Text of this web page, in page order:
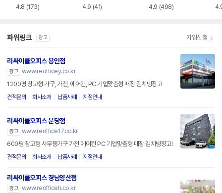
4.8 (173) 4.9 (41) 4.9 (498)
파워링크 광고 가입신청
리싸이클오피스 용인점
광고 www.reofficey.co.kr
1200평 창고형 가구, 가전, 에어컨, PC 기업맞춤형 매장 김치냉장고
견적문의 회사소개 납품사례 지점안내
리싸이클오피스 분당점
광고 www.reoffice17.co.kr
600평 창고형 사무용가구 가전 에어컨 PC 기업맞춤형 매장 김치냉장고!
견적문의 회사소개 납품사례 지점안내
리싸이클오피스 경남양산점
광고 www.reofficeh.co.kr